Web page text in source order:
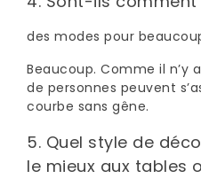
des modes pour
Beaucoup. Comme il n’y
de personnes peuvent
courbe sans gêne.
5. Quel style de
le mieux aux tables